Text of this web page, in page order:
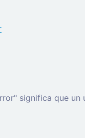
significa que